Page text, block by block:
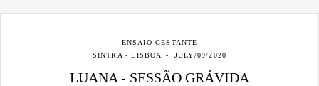
ENSAIO GESTANTE
SINTRA - LISBOA
JULY/09/2020
LUANA - SESSÃO GRÁVIDA